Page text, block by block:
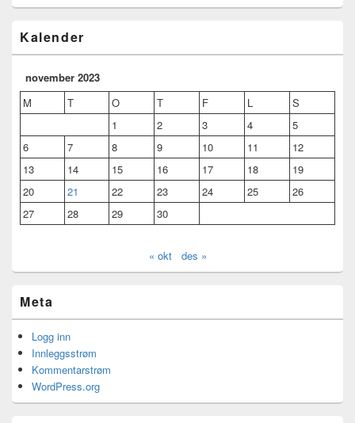
Kalender
november 2023
M
T O T F L
S
1
2 3 4
5
6
7 8 9 10 11
12
13
14 15 16 17 18
19
20
21 22 23 24 25
26
27
28 29 30
« okt des »
Meta
Logg inn
Innleggsstrøm
Kommentarstrøm
WordPress.org